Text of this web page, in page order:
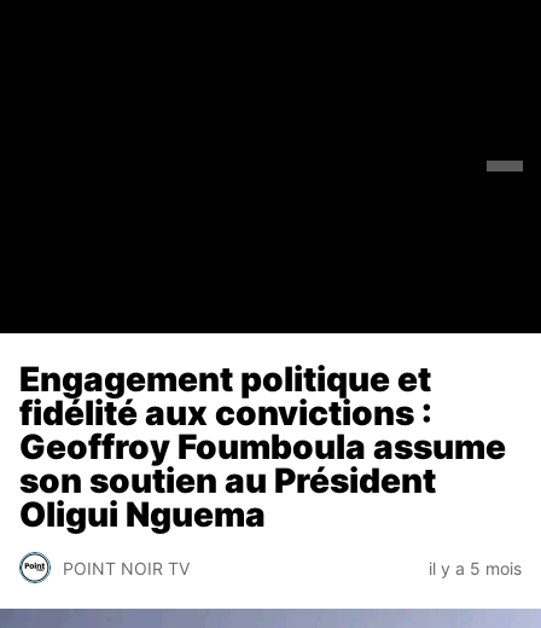
Engagement politique et
fidélité aux convictions :
Geoffroy Foumboula assume
son soutien au Président
Oligui Nguema
POINT NOIR TV il y a 5 mois